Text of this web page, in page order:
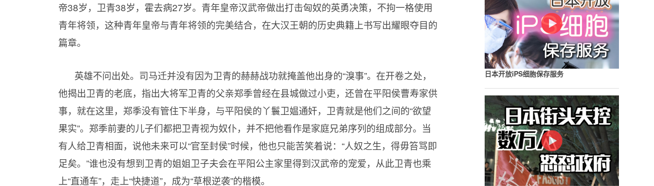
帝38岁，卫青38岁，霍去病27岁。青年皇帝汉武帝做出打击匈奴的英勇决策，不拘一格使用
青年将领，这种青年皇帝与青年将领的完美结合，在大汉王朝的历史典籍上书写出耀眼夺目的
篇章。
英雄不问出处。司马迁并没有因为卫青的赫赫战功就掩盖他出身的“溴事”。在开卷之处，
他揭出卫青的老底，指出大将军卫青的父亲郑季曾经在县城做过小吏，还曾在平阳侯曹寿家供
事，就在这里，郑季没有管住下半身，与平阳侯的丫鬟卫媪通奸，卫青就是他们之间的“欲望
果实”。郑季前妻的儿子们都把卫青视为奴仆，并不把他看作是家庭兄弟序列的组成部分。当
有人给卫青相面，说他未来可以“官至封侯”时候，他也只能苦笑着说：“人奴之生，得毋笞骂即
足矣。”谁也没有想到卫青的姐姐卫子夫会在平阳公主家里得到汉武帝的宠爱，从此卫青也乘
上“直通车”，走上“快捷道”，成为“草根逆袭”的楷模。
日本开放iPS细胞保存服务